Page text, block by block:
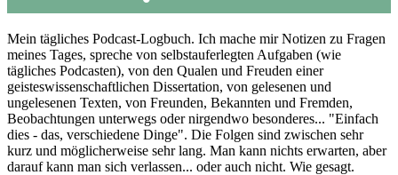
Mein tägliches Podcast-Logbuch. Ich mache mir Notizen zu Fragen
meines Tages, spreche von selbstauferlegten Aufgaben (wie
tägliches Podcasten), von den Qualen und Freuden einer
geisteswissenschaftlichen Dissertation, von gelesenen und
ungelesenen Texten, von Freunden, Bekannten und Fremden,
Beobachtungen unterwegs oder nirgendwo besonderes... "Einfach
dies - das, verschiedene Dinge". Die Folgen sind zwischen sehr
kurz und möglicherweise sehr lang. Man kann nichts erwarten, aber
darauf kann man sich verlassen... oder auch nicht. Wie gesagt.